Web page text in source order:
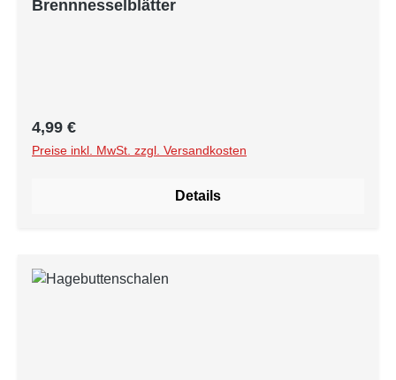
Brennnesselblätter
Regulärer Preis:
4,99 €
Preise inkl. MwSt. zzgl. Versandkosten
Details